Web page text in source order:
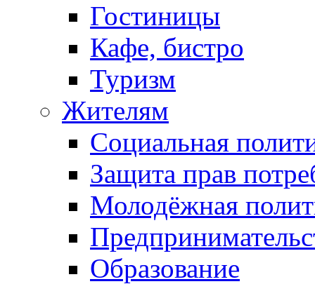
Гостиницы
Кафе, бистро
Туризм
Жителям
Социальная
Защита прав
Молодёжная
Образование